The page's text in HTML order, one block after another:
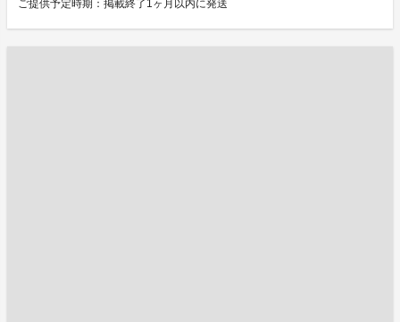
ご提供予定時期：掲載終了1ヶ月以内に発送